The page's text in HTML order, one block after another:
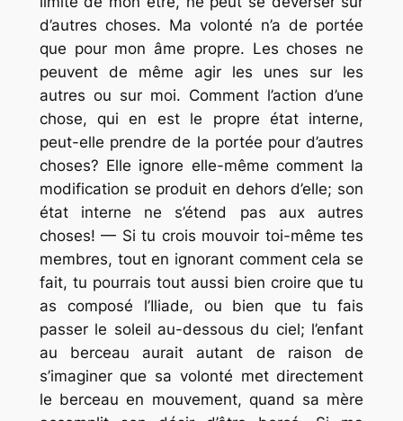
d’autres choses. Ma volonté n’a de portée
que pour mon âme propre. Les choses ne
peuvent de même agir les unes sur les
autres ou sur moi. Comment l’action d’une
chose, qui en est le propre état interne,
peut-elle prendre de la portée pour d’autres
choses? Elle ignore elle-même comment la
modification se produit en dehors d’elle; son
état interne ne s’étend pas aux autres
choses! — Si tu crois mouvoir toi-même tes
membres, tout en ignorant comment cela se
fait, tu pourrais tout aussi bien croire que tu
as composé l’Iliade, ou bien que tu fais
passer le soleil au-dessous du ciel; l’enfant
au berceau aurait autant de raison de
s’imaginer que sa volonté met directement
le berceau en mouvement, quand sa mère